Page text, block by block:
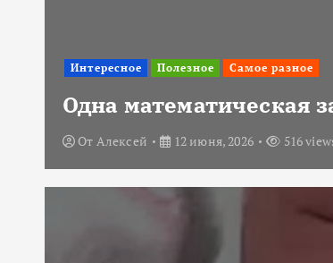
Интересное Полезное Самое разное
Одна математическая
От Алексей 12 июня, 2026 516